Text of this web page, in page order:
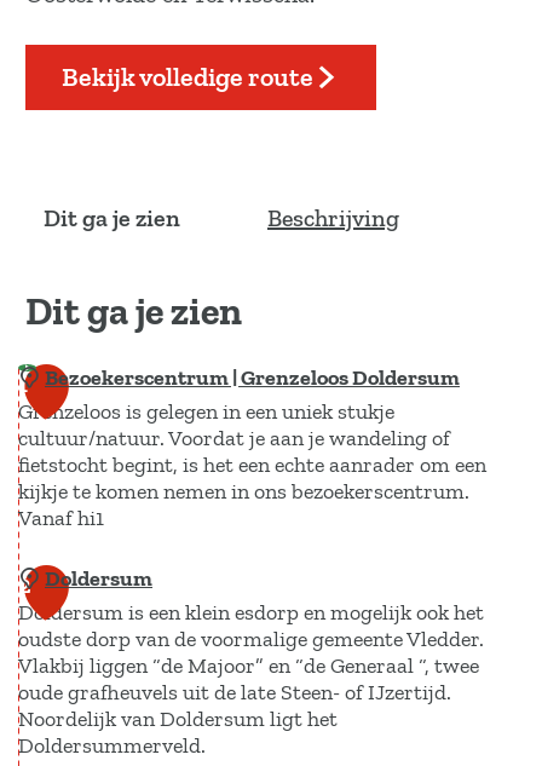
Bekijk volledige route
Dit ga je zien Beschrijving
Dit ga je zien
1
Bezoekerscentrum | Grenzeloos Doldersum
Grenzeloos is gelegen in een uniek stukje
cultuur/natuur. Voordat je aan je wandeling of
fietstocht begint, is het een echte aanrader om een
kijkje te komen nemen in ons bezoekerscentrum.
Vanaf hi1
B
e
z
o
e
k
2 Doldersum
Doldersum is een klein esdorp en mogelijk ook het
oudste dorp van de voormalige gemeente Vledder.
Vlakbij liggen “de Majoor” en “de Generaal “, twee
oude grafheuvels uit de late Steen- of IJzertijd.
Noordelijk van Doldersum ligt het
Doldersummerveld.